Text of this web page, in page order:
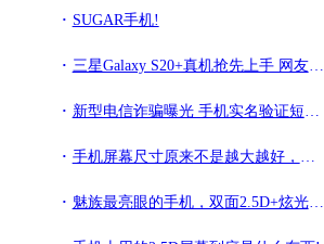
SUGAR手机!
三星Galaxy S20+真机抢先上手 网友：2.5D屏幕回归？!
新型电信诈骗曝光 手机实名验证短信有病毒?!
手机屏幕尺寸原来不是越大越好，合适的手机屏幕是多大呢？!
魅族最亮眼的手机，双面2.5D+炫光亮纹，最低仅售1329元!